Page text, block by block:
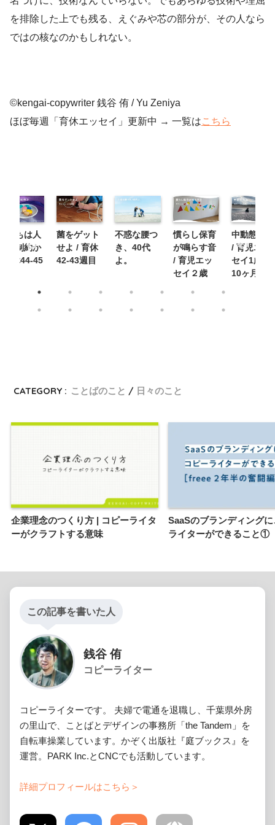
を排除した上でも残る、えぐみや芯の部分が、その人なら
ではの核なのかもしれない。
©︎kengai-copywriter 銭谷 侑 / Yu Zeniya
ほぼ毎週「育休エッセイ」更新中 → 一覧はこちら
どもは人
の制約か
育休44-45
菌をゲット
せよ / 育休
42-43週目
不惑な腰つ
き、40代
よ。
慣らし保育
が鳴らす音
/ 育児エッ
セイ２歳
中動態の海
/ 育児エッ
セイ1歳9〜
10ヶ月
CATEGORY : ことばのこと 日々のこと
企業理念のつくり方 | コピーライタ
ーがクラフトする意味
SaaSのブランディング
ライターができること①
この記事を書いた人
銭谷 侑
コピーライター
コピーライターです。 夫婦で電通を退職し、千葉県外房
の里山で、ことばとデザインの事務所「the Tandem」を
自転車操業しています。かぞく出版社『庭ブックス』を
運営。PARK Inc.とCNCでも活動しています。
詳細プロフィールはこちら＞